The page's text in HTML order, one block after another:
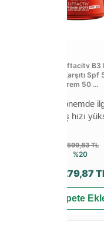
Vichy Liftacitv B3
Leke Karşıtı Spf
Krem 50 ...
Son dönemde
sipariş hızı
6.599,83 TL
%20
5.279,87
Sepete